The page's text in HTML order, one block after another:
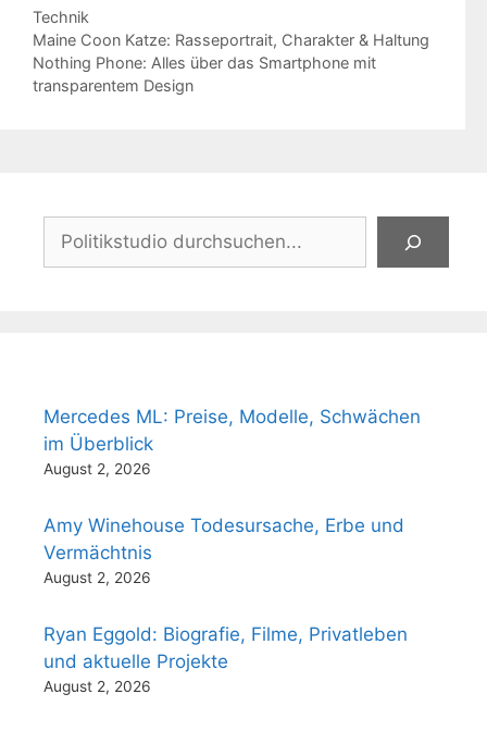
Kategorien
Technik
Maine Coon Katze: Rasseportrait, Charakter & Haltung
Nothing Phone: Alles über das Smartphone mit
transparentem Design
Suchen
Mercedes ML: Preise, Modelle, Schwächen
im Überblick
August 2, 2026
Amy Winehouse Todesursache, Erbe und
Vermächtnis
August 2, 2026
Ryan Eggold: Biografie, Filme, Privatleben
und aktuelle Projekte
August 2, 2026